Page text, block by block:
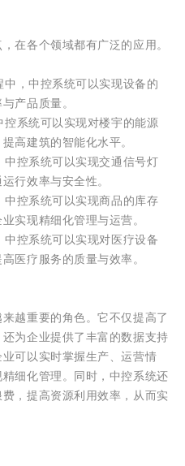
在各个领域都有广泛的应用。
，中控系统可以实现设备的
产品质量。
系统可以实现对楼宇的能源
高建筑的智能化水平。
控系统可以实现交通信号灯
行效率与安全性。
控系统可以实现商品的库存
实现精细化管理与运营。
控系统可以实现对医疗设备
医疗服务的质量与效率。
越重要的角色。它不仅提高了
为企业提供了丰富的数据支持
可以实时掌握生产、运营情
细化管理。同时，中控系统还
，提高资源利用效率，从而实